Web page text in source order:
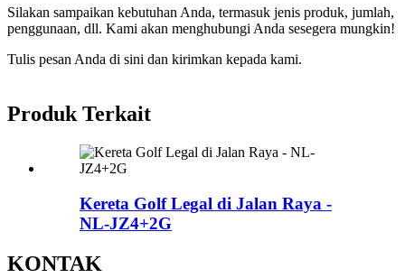
Silakan sampaikan kebutuhan Anda, termasuk jenis produk, jumlah,
penggunaan, dll. Kami akan menghubungi Anda sesegera mungkin!
Tulis pesan Anda di sini dan kirimkan kepada kami.
Produk Terkait
Kereta Golf Legal di Jalan Raya -
NL-JZ4+2G
KONTAK